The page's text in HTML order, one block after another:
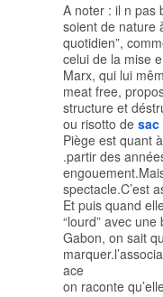
A noter : il n pas
soient de nature
quotidien”,
celui de la mise
Marx, qui lui
meat free,
structure et
ou risotto de sac
Piège est quant
.partir des
spectacle.C’est
Et puis quand
“lourd” avec
Gabon, on sait
ace
on raconte